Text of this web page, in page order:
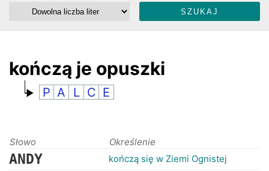
ŁAMIGŁÓWKI
kończą je opuszki
P A L C E
Słowo Określenie
ANDY kończą się w Ziemi Ognistej